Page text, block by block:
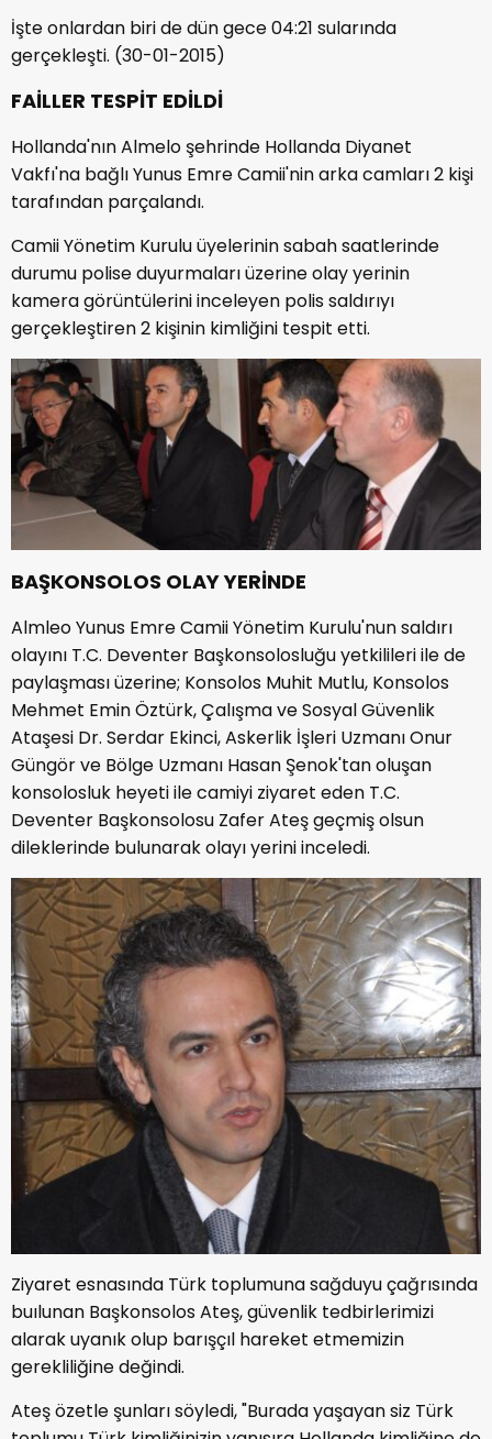
İşte onlardan biri de dün gece 04:21 sularında
gerçekleşti. (30-01-2015)
FAİLLER TESPİT EDİLDİ
Hollanda'nın Almelo şehrinde Hollanda Diyanet
Vakfı'na bağlı Yunus Emre Camii'nin arka camları 2 kişi
tarafından parçalandı.
Camii Yönetim Kurulu üyelerinin sabah saatlerinde
durumu polise duyurmaları üzerine olay yerinin
kamera görüntülerini inceleyen polis saldırıyı
gerçekleştiren 2 kişinin kimliğini tespit etti.
BAŞKONSOLOS OLAY YERİNDE
Almleo Yunus Emre Camii Yönetim Kurulu'nun saldırı
olayını T.C. Deventer Başkonsolosluğu yetkilileri ile de
paylaşması üzerine; Konsolos Muhit Mutlu, Konsolos
Mehmet Emin Öztürk, Çalışma ve Sosyal Güvenlik
Ataşesi Dr. Serdar Ekinci, Askerlik İşleri Uzmanı Onur
Güngör ve Bölge Uzmanı Hasan Şenok'tan oluşan
konsolosluk heyeti ile camiyi ziyaret eden T.C.
Deventer Başkonsolosu Zafer Ateş geçmiş olsun
dileklerinde bulunarak olayı yerini inceledi.
Ziyaret esnasında Türk toplumuna sağduyu çağrısında
buılunan Başkonsolos Ateş, güvenlik tedbirlerimizi
alarak uyanık olup barışçıl hareket etmemizin
gerekliliğine değindi.
Ateş özetle şunları söyledi, "Burada yaşayan siz Türk